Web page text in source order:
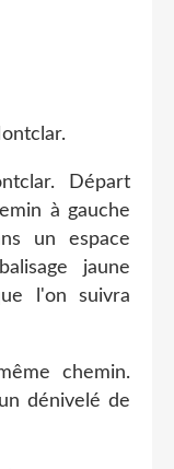
Départ
à gauche
un espace
jaune
l'on suivra
chemin.
dénivelé de